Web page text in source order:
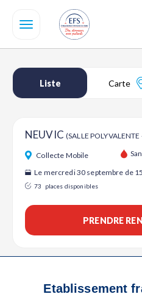
contenu
Liste Carte
NEUVIC (SALLE
Collecte Mobile
Le mercredi 30 septembre de
73 places disponibles
PRENDRE
Etablissement